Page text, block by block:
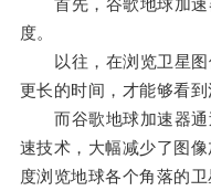
首先，谷歌地球加速
度。
以往，在浏览卫星图
更长的时间，才能够看到
而谷歌地球加速器通
速技术，大幅减少了图
度浏览地球各个角落的卫